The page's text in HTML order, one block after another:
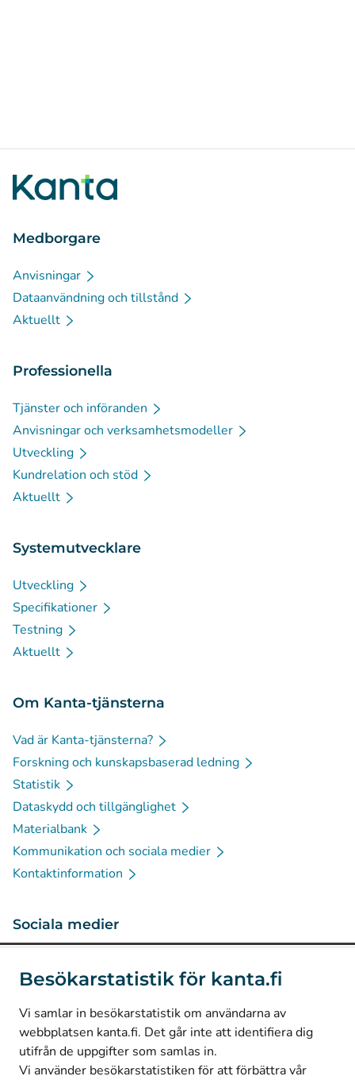
Besökarstatistik för kanta.fi
Vi samlar in besökarstatistik om användarna av
webbplatsen kanta.fi. Det går inte att identifiera dig
utifrån de uppgifter som samlas in.
Vi använder besökarstatistiken för att förbättra vår
Medborgare
Anvisningar
Dataanvändning och tillstånd
Aktuellt
Professionella
Tjänster och införanden
Anvisningar och verksamhetsmodeller
Utveckling
Kundrelation och stöd
Aktuellt
Systemutvecklare
Utveckling
Specifikationer
Testning
Aktuellt
Om Kanta-tjänsterna
Vad är Kanta-tjänsterna?
Forskning och kunskapsbaserad ledning
Statistik
Dataskydd och tillgänglighet
Materialbank
Kommunikation och sociala medier
Kontaktinformation
Sociala medier
LinkedIn(Avautuu uuteen välilehteen)
Facebook
Avautuu uuteen välilehteen)
© Kanta-Palvelut, Kansaneläkelaitos